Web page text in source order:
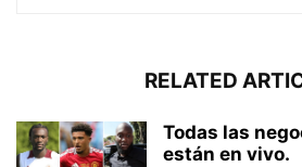
RELATED
Todas las
están en vivo.